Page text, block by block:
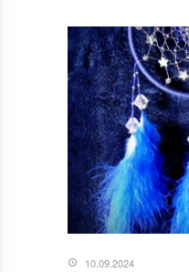
10.09.2024